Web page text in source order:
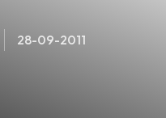
28-09-2011